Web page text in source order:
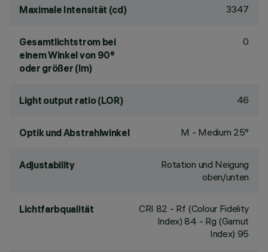
Maximale Intensität (cd) 3347
Gesamtlichtstrom bei
einem Winkel von 90°
oder größer (lm)
0
Light output ratio (LOR) 46
Optik und Abstrahlwinkel M - Medium 25°
Adjustability
Rotation und Neigung
oben/unten
Lichtfarbqualität CRI 82 - Rf (Colour Fidelity
Index) 84 - Rg (Gamut
Index) 95